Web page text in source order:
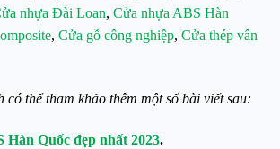
nhựa Đài Loan, Cửa nhựa ABS Hàn
, Cửa gỗ công nghiệp, Cửa thép vân
có thể tham khảo thêm một số bài viết sau:
Hàn Quốc đẹp nhất 2023.